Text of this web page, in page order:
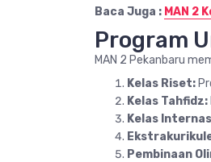
Baca Juga : MAN 2
Program
MAN 2 Pekanbaru
Kelas Riset:
Kelas Tahfidz:
Kelas
Pembinaan